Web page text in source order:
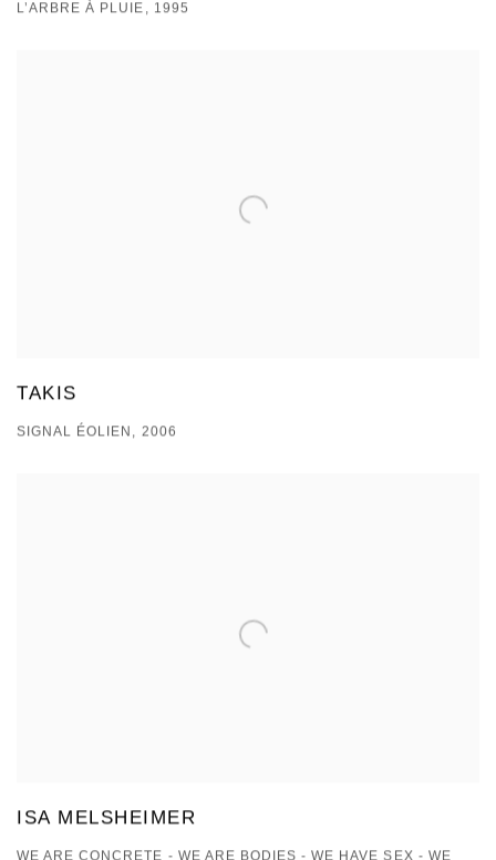
L’ARBRE À PLUIE, 1995
TAKIS
SIGNAL ÉOLIEN, 2006
ISA MELSHEIMER
WE ARE CONCRETE - WE ARE BODIES - WE HAVE SEX - WE